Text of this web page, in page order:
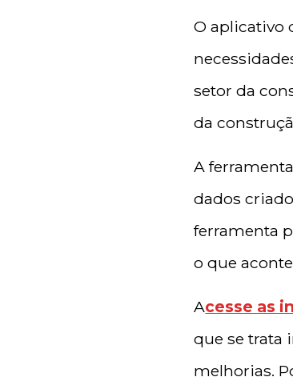
O aplicativo
setor da
da
A
dados
ferramenta
o que
Acesse as
que se trata
melhorias.